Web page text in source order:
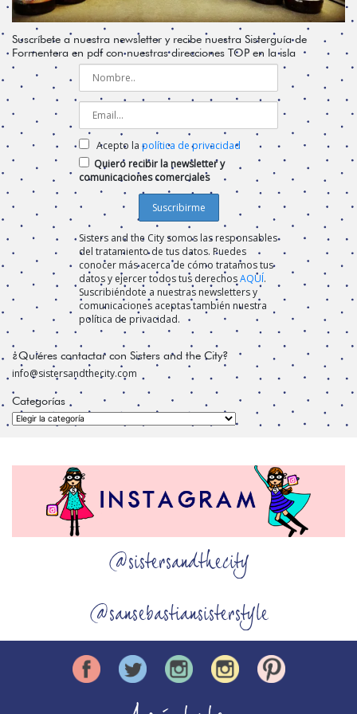
Suscríbete a nuestra newsletter y recibe nuestra Sisterguía de
Formentera en pdf con nuestras direcciones TOP en la isla
Acepto la política de privacidad
Quiero recibir la newsletter y
comunicaciones comerciales
Sisters and the City somos las responsables
del tratamiento de tus datos. Puedes
conocer más acerca de cómo tratamos tus
datos y ejercer todos tus derechosAQUÍ.
Suscribiéndote a nuestras newsletters y
comunicaciones aceptas también nuestra
política de privacidad.
¿Quiéres contactar con Sisters and the City?
info@sistersandthecity.com
Categorías
Categorías
@sistersandthecity
@sansebastiansisterstyle